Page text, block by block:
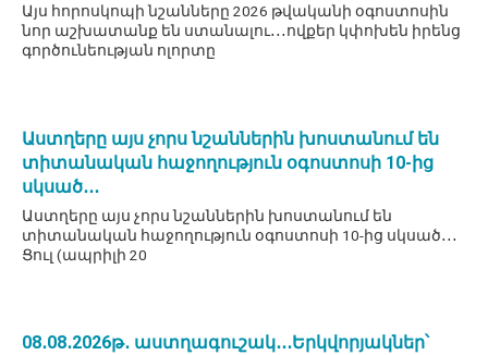
Այս հորոսկոպի նշանները 2026 թվականի օգոստոսին
նոր աշխատանք են ստանալու․․․ովքեր կփոխեն իրենց
գործունեության ոլորտը
Աստղերը այս չորս նշաններին խոստանում են
տիտանական հաջողություն օգոստոսի 10-ից
սկսած․․․
Աստղերը այս չորս նշաններին խոստանում են
տիտանական հաջողություն օգոստոսի 10-ից սկսած․․․
Ցուլ (ապրիլի 20
08․08․2026թ․ աստղագուշակ․․․Երկվորյակներ՝